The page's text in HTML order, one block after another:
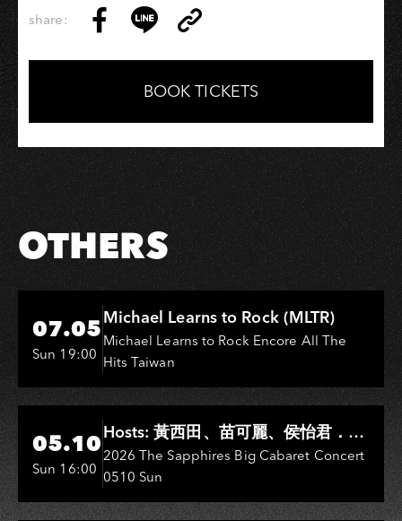
share:
on
Facebook
on
LINE
Link
Copy
BOOK TICKETS
OTHERS
Hi-Ing Music Hall
07.05
Sun 19:00
Michael Learns to Rock (MLTR)
Michael Learns to Rock Encore All The
Hits Taiwan
Hi-Ing Music Hall
05.10
Sun 16:00
Hosts: 黃西田、苗可麗、侯怡君．
Entertainers: 葉啟田、鳥來嬤-吳
敏、王彩樺、王瑞霞、吳淑敏、施文
彬、邵大倫、曹雅雯、陳孟賢、黃露
2026 The Sapphires Big Cabaret Concert
0510 Sun